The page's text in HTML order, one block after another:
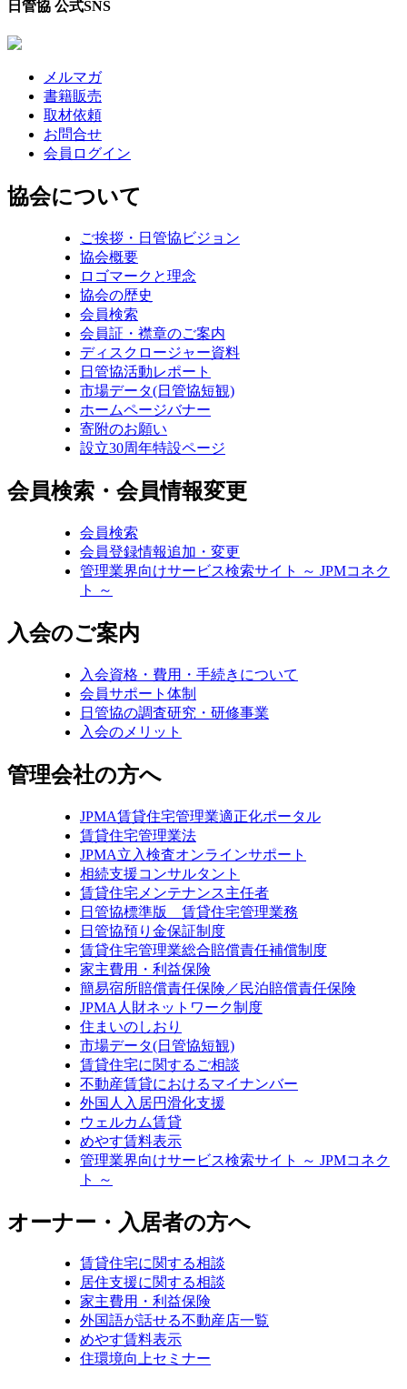
日管協 公式SNS
メルマガ
書籍販売
取材依頼
お問合せ
会員ログイン
協会について
ご挨拶・日管協ビジョン
協会概要
ロゴマークと理念
協会の歴史
会員検索
会員証・襟章のご案内
ディスクロージャー資料
日管協活動レポート
市場データ(日管協短観)
ホームページバナー
寄附のお願い
設立30周年特設ページ
会員検索・会員情報変更
会員検索
会員登録情報追加・変更
管理業界向けサービス検索サイト ～ JPMコネク
ト ～
入会のご案内
入会資格・費用・手続きについて
会員サポート体制
日管協の調査研究・研修事業
入会のメリット
管理会社の方へ
JPMA賃貸住宅管理業適正化ポータル
賃貸住宅管理業法
JPMA立入検査オンラインサポート
相続支援コンサルタント
賃貸住宅メンテナンス主任者
日管協標準版 賃貸住宅管理業務
日管協預り金保証制度
賃貸住宅管理業総合賠償責任補償制度
家主費用・利益保険
簡易宿所賠償責任保険／民泊賠償責任保険
JPMA人財ネットワーク制度
住まいのしおり
市場データ(日管協短観)
賃貸住宅に関するご相談
不動産賃貸におけるマイナンバー
外国人入居円滑化支援
ウェルカム賃貸
めやす賃料表示
管理業界向けサービス検索サイト ～ JPMコネク
ト ～
オーナー・入居者の方へ
賃貸住宅に関する相談
居住支援に関する相談
家主費用・利益保険
外国語が話せる不動産店一覧
めやす賃料表示
住環境向上セミナー